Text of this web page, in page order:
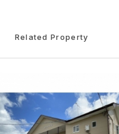
Related Property